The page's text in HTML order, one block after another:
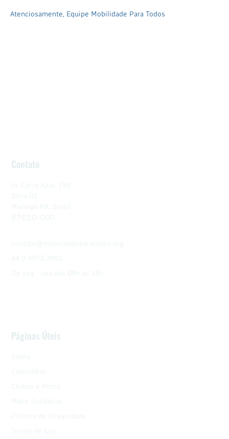
Atenciosamente, Equipe Mobilidade Para Todos
Páginas Úteis
Sobre
Calendário
Clubes e Polos
Mãos Solidárias
Política de Privacidade
Termo de Uso
Contato
Av Cerro Azul, 199
Zona 02
Maringá-PR, Brasil
87010-000
contato@mobilidadeparatodos.org
44 9 9973 2992
De seg - sex das 08h às 18h